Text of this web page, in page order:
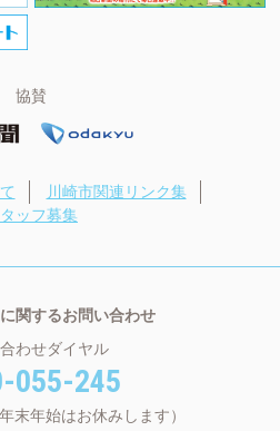
協賛
川崎市関連リンク集
ッフ募集
関するお問い合わせ
わせダイヤル
055-245
末年始はお休みします）